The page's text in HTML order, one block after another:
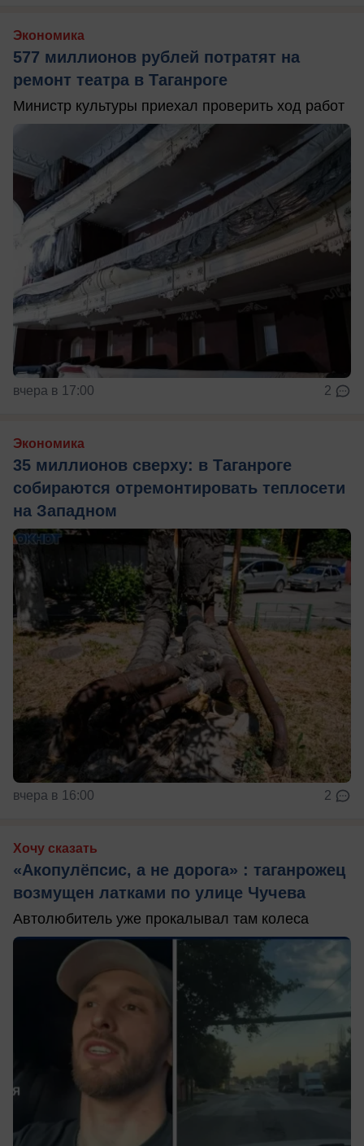
Экономика
577 миллионов рублей потратят на
ремонт театра в Таганроге
Министр культуры приехал проверить ход работ
вчера в 17:00 2
Экономика
35 миллионов сверху: в Таганроге
собираются отремонтировать теплосети
на Западном
вчера в 16:00 2
Хочу сказать
«Акопулёпсис, а не дорога» : таганрожец
возмущен латками по улице Чучева
Автолюбитель уже прокалывал там колеса